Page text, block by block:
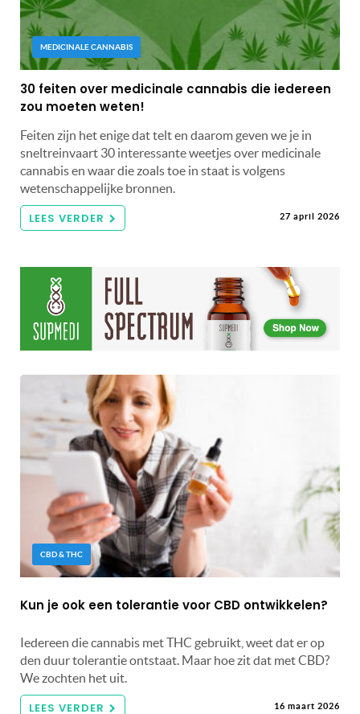
MEDICINALE CANNABIS
30 feiten over medicinale cannabis die iedereen
zou moeten weten!
Feiten zijn het enige dat telt en daarom geven we je in
sneltreinvaart 30 interessante weetjes over medicinale
cannabis en waar die zoals toe in staat is volgens
wetenschappelijke bronnen.
LEES VERDER 27 april 2026
CBD & THC
Kun je ook een tolerantie voor CBD ontwikkelen?
Iedereen die cannabis met THC gebruikt, weet dat er op
den duur tolerantie ontstaat. Maar hoe zit dat met CBD?
We zochten het uit.
LEES VERDER 16 maart 2026